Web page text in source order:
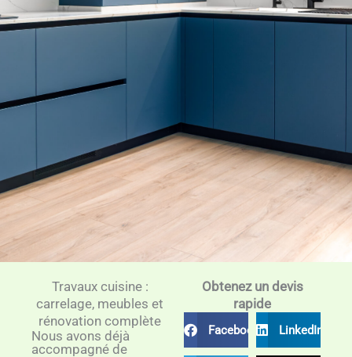
Obtenez un devis
rapide
Facebook LinkedIn
Travaux cuisine :
carrelage, meubles et
rénovation complète
Nous avons déjà
accompagné de